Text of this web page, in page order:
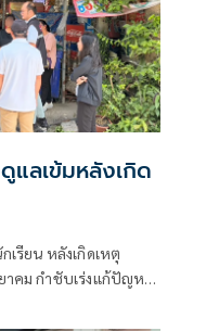
แลเข้มหลังเกิด
รียน หลังเกิดเหตุ
ยาคม กำชับเร่งแก้ปัญหา